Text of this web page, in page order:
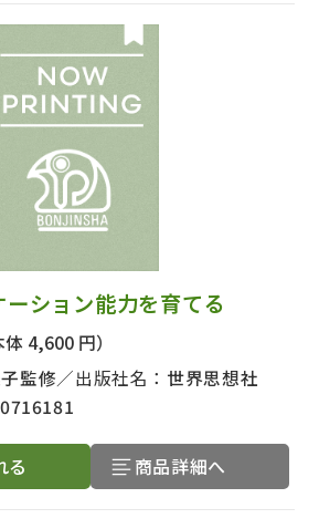
ション能力を育てる
体 4,600 円）
監修 出版社名： 世界思想社
る 商品詳細へ